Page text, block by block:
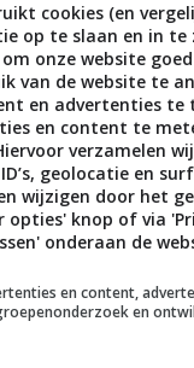
als
cookies (en
op te slaan en in te
onze website
van de website te
en advertenties te
en content te
verzamelen
geolocatie en
wijzigen door het
opties' knop of via
onderaan de
en content,
en